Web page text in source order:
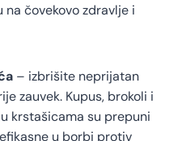
na čovekovo zdravlje i
– izbrišite neprijatan
zauvek. Kupus, brokoli i
krstašicama su prepuni
u borbi protiv